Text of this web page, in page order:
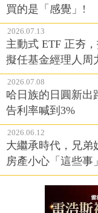
買的是「感覺」!
2026.07.13
主動式 ETF 正夯
擬任基金經理人周
2026.07.08
哈日族的日圓新出
告利率喊到3%
2026.06.12
大繼承時代，兄弟
房產小心「這些事